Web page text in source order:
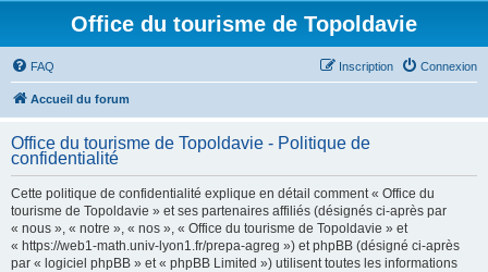
Office du tourisme de Topoldavie
FAQ Connexion
Inscription
Accueil du forum
Office du tourisme de Topoldavie - Politique de
confidentialité
Cette politique de confidentialité explique en détail comment « Office du
tourisme de Topoldavie » et ses partenaires affiliés (désignés ci-après par
« nous », « notre », « nos », « Office du tourisme de Topoldavie » et
« https://web1-math.univ-lyon1.fr/prepa-agreg ») et phpBB (désigné ci-après
par « logiciel phpBB » et « phpBB Limited ») utilisent toutes les informations